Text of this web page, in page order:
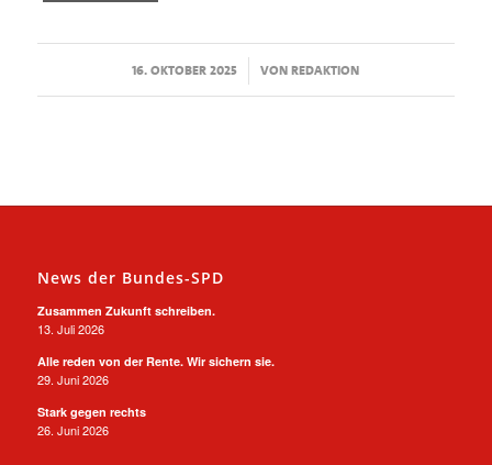
16. OKTOBER 2025
/ VONREDAKTION
News der Bundes-SPD
Zusammen Zukunft schreiben.
13. Juli 2026
Alle reden von der Rente. Wir sichern sie.
29. Juni 2026
Stark gegen rechts
26. Juni 2026